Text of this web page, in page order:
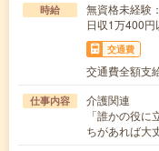
時給
無資格未経
日収1万400円
交通費
交通費全額支
仕事内容
介護関連
「誰かの役
ちがあれば大